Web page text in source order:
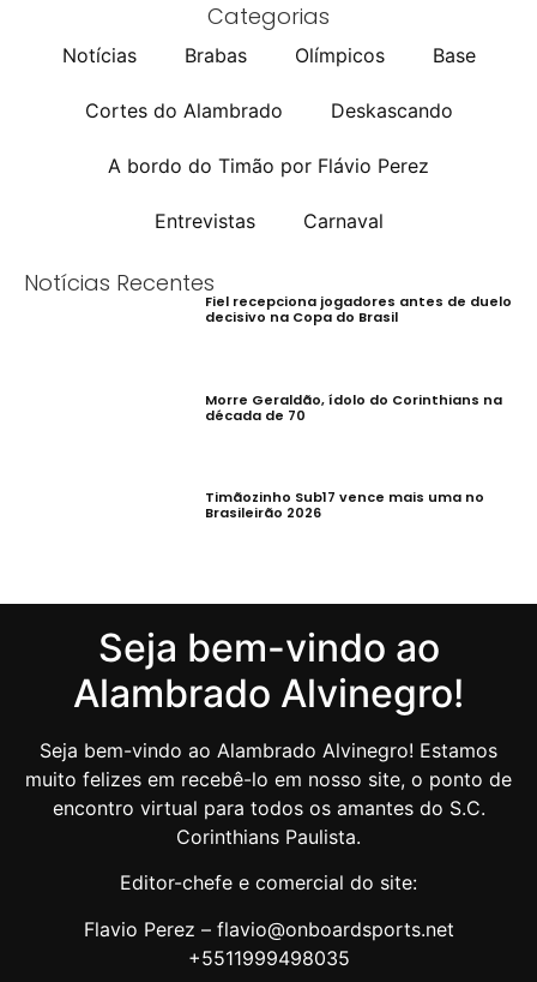
Categorias
Notícias Brabas Olímpicos Base
Cortes do Alambrado Deskascando
A bordo do Timão por Flávio Perez
Entrevistas Carnaval
Notícias Recentes
Fiel recepciona jogadores antes de duelo
decisivo na Copa do Brasil
Morre Geraldão, ídolo do Corinthians na
década de 70
Timãozinho Sub17 vence mais uma no
Brasileirão 2026
Seja bem-vindo ao
Alambrado Alvinegro!
Seja bem-vindo ao Alambrado Alvinegro! Estamos
muito felizes em recebê-lo em nosso site, o ponto de
encontro virtual para todos os amantes do S.C.
Corinthians Paulista.
Editor-chefe e comercial do site:
Flavio Perez – flavio@onboardsports.net
+5511999498035